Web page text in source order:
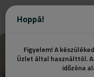
Hoppá!
Figyelem! A
Üzlet által használttól.
időzóna